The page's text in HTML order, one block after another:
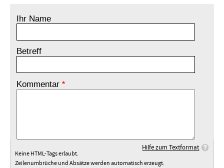
Ihr Name
Betreff
Kommentar
Hilfe zum Textformat
Keine HTML-Tags erlaubt.
Zeilenumbrüche und Absätze werden automatisch erzeugt.